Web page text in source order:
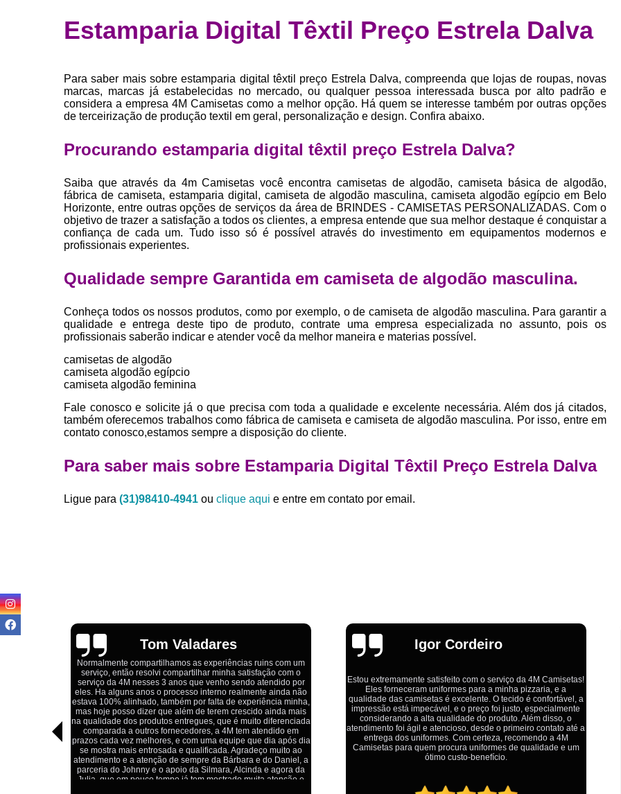
camiseta
Private label
para roupas
Private labels
Confecção de Roupas
Confecção Roupas Fitness
Desenvolvimento de Coleção de
Desenvolvimento
Desenvolvimento de
Desenvolvimento de
Desenvolvimento
Desenvolvimento Estampa de
Empresa Private Label
Private
Private Label para Pequenas
Private Label Roupas
Estamparia Digital de Camiseta
Estamparia Digital em Tecido
Estamparia Têxtil Digital
Fabrica
Fábrica Camisetas Algodão
Fábrica Camisetas
Fabrica Camisetas
Fabrica de Camisetas Lisas
Atacado de Roupas para Revender de
Estamparia Digital Têxtil Preço Estrela Dalva
Para saber mais sobre estamparia digital têxtil preço Estrela Dalva, compreenda que lojas de roupas, novas
marcas, marcas já estabelecidas no mercado, ou qualquer pessoa interessada busca por alto padrão e
considera a empresa 4M Camisetas como a melhor opção. Há quem se interesse também por outras opções
de terceirização de produção textil em geral, personalização e design. Confira abaixo.
Procurando estamparia digital têxtil preço Estrela Dalva?
Saiba que através da 4m Camisetas você encontra camisetas de algodão, camiseta básica de algodão,
fábrica de camiseta, estamparia digital, camiseta de algodão masculina, camiseta algodão egípcio em Belo
Horizonte, entre outras opções de serviços da área de BRINDES - CAMISETAS PERSONALIZADAS. Com o
objetivo de trazer a satisfação a todos os clientes, a empresa entende que sua melhor destaque é conquistar a
confiança de cada um. Tudo isso só é possível através do investimento em equipamentos modernos e
profissionais experientes.
Qualidade sempre Garantida em camiseta de algodão masculina.
Conheça todos os nossos produtos, como por exemplo, o de camiseta de algodão masculina. Para garantir a
qualidade e entrega deste tipo de produto, contrate uma empresa especializada no assunto, pois os
profissionais saberão indicar e atender você da melhor maneira e materias possível.
camisetas de algodão
camiseta algodão egípcio
camiseta algodão feminina
Fale conosco e solicite já o que precisa com toda a qualidade e excelente necessária. Além dos já citados,
também oferecemos trabalhos como fábrica de camiseta e camiseta de algodão masculina. Por isso, entre em
contato conosco,estamos sempre a disposição do cliente.
Para saber mais sobre Estamparia Digital Têxtil Preço Estrela Dalva
Ligue para (31)98410-4941 ou clique aqui e entre em contato por email.
diferenciada
atendido em
dia após dia
Igor Cordeiro
Estou extremamente satisfeito com o serviço da 4M Camisetas!
Eles forneceram uniformes para a minha pizzaria, e a
qualidade das camisetas é excelente. O tecido é confortável, a
impressão está impecável, e o preço foi justo, especialmente
considerando a alta qualidade do produto. Além disso, o
atendimento foi ágil e atencioso, desde o primeiro contato até a
entrega dos uniformes. Com certeza, recomendo a 4M
Camisetas para quem procura uniformes de qualidade e um
ótimo custo-benefício.
Emília
Ótimo atendimento,todos muito educados, prestativos e que
colocam o cliente em primeiro lugar. Qualquer lugar tem
problemas,isso é fato, mas aqui na 4M tudo é resolvido com
calma e de forma que todos saem ganhando no final.